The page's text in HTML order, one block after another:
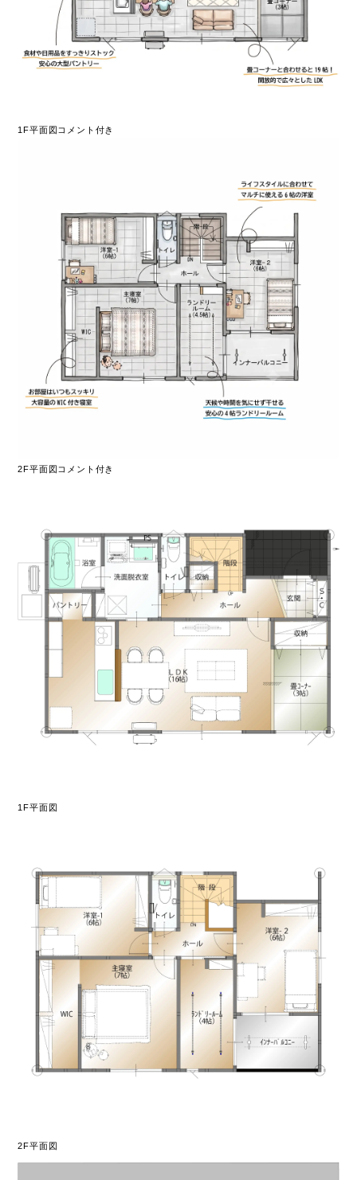
1F平面図コメント付き
2F平面図コメント付き
1F平面図
2F平面図